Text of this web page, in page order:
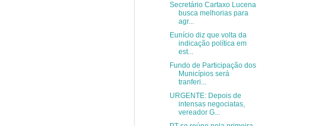
Secretário Cartaxo Lucena
busca melhorias para
agr...
Eunício diz que volta da
indicação política em
est...
Fundo de Participação dos
Municípios será
tranferi...
URGENTE: Depois de
intensas negociatas,
vereador G...